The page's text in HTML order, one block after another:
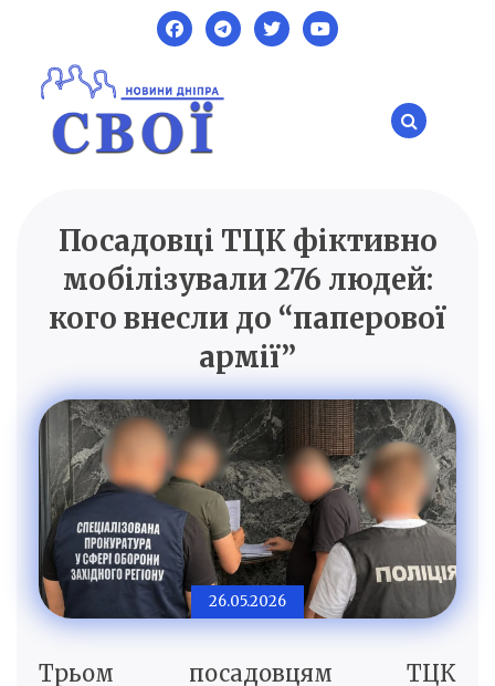
content
SVOI.DP.UA
Новини Дніпра
Посадовці ТЦК фіктивно
мобілізували 276 людей:
кого внесли до “паперової
армії”
26.05.2026
Трьом посадовцям ТЦК